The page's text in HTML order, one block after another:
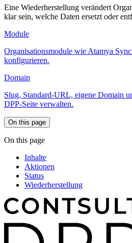
Eine Wiederherstellung verändert
klar sein, welche Daten ersetzt oder
Module
Organisationsmodule wie Atamya
konfigurieren.
Domain
Slug, Standard-URL, eigene Domain
DPP-Seite verwalten.
On this page
On this page
Inhalte
Aktionen
Status
Wiederherstellung